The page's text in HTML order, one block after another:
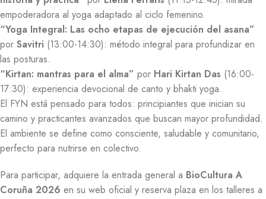
empoderadora al yoga adaptado al ciclo femenino.
“Yoga Integral: Las ocho etapas de ejecución del asana”
por Savitri (13:00-14:30): método integral para profundizar en
las posturas.
“Kirtan: mantras para el alma” por Hari Kirtan Das (16:00-
17:30): experiencia devocional de canto y bhakti yoga.
El FYN está pensado para todos: principiantes que inician su
camino y practicantes avanzados que buscan mayor profundidad.
El ambiente se define como consciente, saludable y comunitario,
perfecto para nutrirse en colectivo.
Para participar, adquiere la entrada general a BioCultura A
Coruña 2026 en su web oficial y reserva plaza en los talleres a